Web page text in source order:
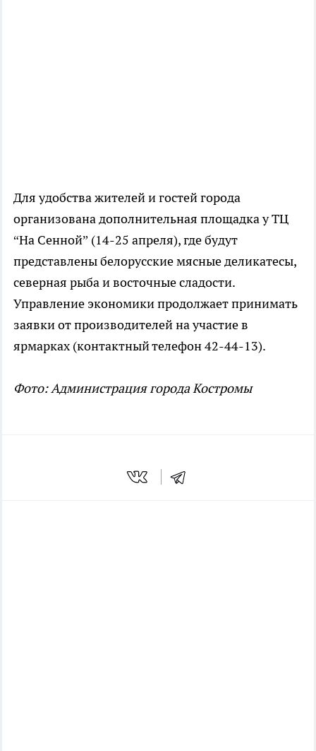
Для удобства жителей и гостей города
организована дополнительная площадка у ТЦ
“На Сенной” (14-25 апреля), где будут
представлены белорусские мясные деликатесы,
северная рыба и восточные сладости.
Управление экономики продолжает принимать
заявки от производителей на участие в
ярмарках (контактный телефон 42-44-13).
Фото: Администрация города Костромы